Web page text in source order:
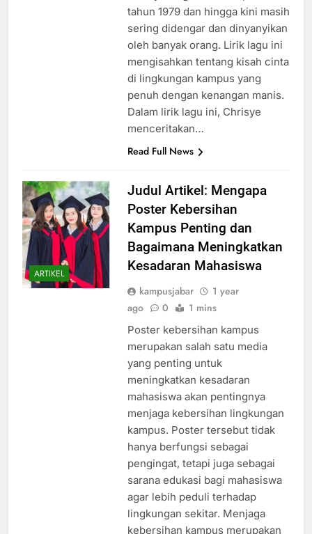
Chrisye. Lagu ini dirilis pada
tahun 1979 dan hingga kini masih
sering didengar dan dinyanyikan
oleh banyak orang. Lirik lagu ini
mengisahkan tentang kisah cinta
di lingkungan kampus yang
penuh dengan kenangan manis.
Dalam lirik lagu ini, Chrisye
ARTIKEL
Judul Artikel: Mengapa
Poster Kebersihan
Kampus Penting dan
Bagaimana Meningkatkan
kampusjabar
1 year
Poster kebersihan kampus
merupakan salah satu media
yang penting untuk
meningkatkan kesadaran
mahasiswa akan pentingnya
menjaga kebersihan lingkungan
kampus. Poster tersebut tidak
hanya berfungsi sebagai
pengingat, tetapi juga sebagai
sarana edukasi bagi mahasiswa
agar lebih peduli terhadap
lingkungan sekitar. Menjaga